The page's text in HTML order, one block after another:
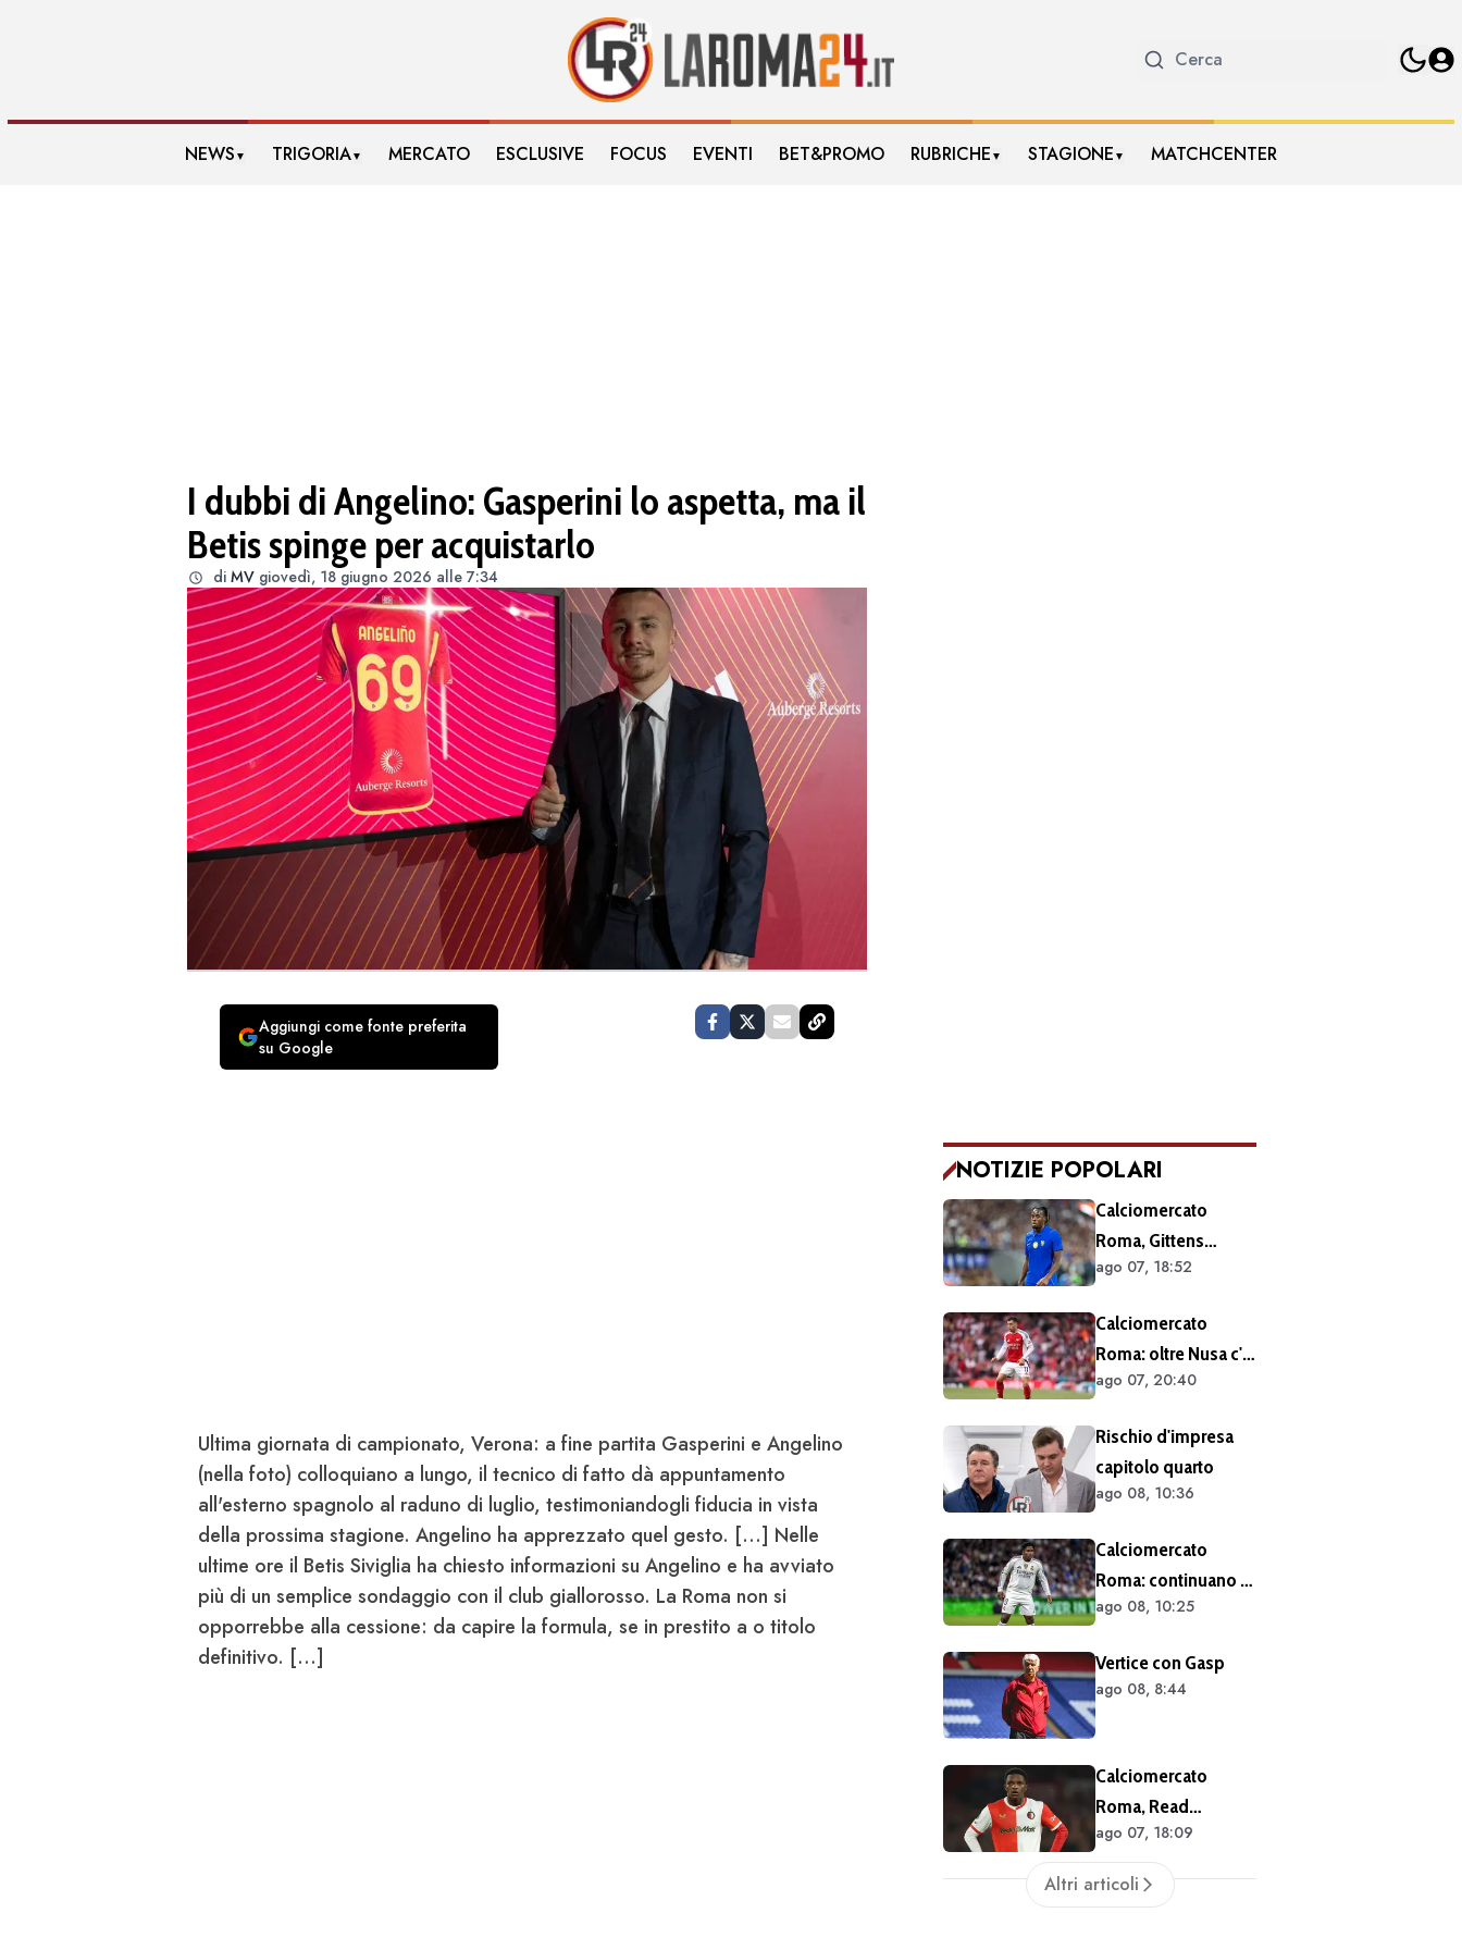
NEWS ▼ TRIGORIA▼ MERCATO ESCLUSIVE FOCUS EVENTI BET&PROMO RUBRICHE ▼ STAGIONE ▼ MATCHCENTER
I dubbi di Angelino: Gasperini lo aspetta, ma il
Betis spinge per acquistarlo
di MV giovedì, 18 giugno 2026 alle 7:34
Aggiungi come fonte preferita
su Google
Ultima giornata di campionato, Verona: a fine partita Gasperini e Angelino
(nella foto) colloquiano a lungo, il tecnico di fatto dà appuntamento
all'esterno spagnolo al raduno di luglio, testimoniandogli fiducia in vista
della prossima stagione. Angelino ha apprezzato quel gesto. [...] Nelle
ultime ore il Betis Siviglia ha chiesto informazioni su Angelino e ha avviato
più di un semplice sondaggio con il club giallorosso. La Roma non si
opporrebbe alla cessione: da capire la formula, se in prestito a o titolo
definitivo. [...]
NOTIZIE POPOLARI
Calciomercato
Roma, Gittens
nuovo nome per
operazione fattibile
solo in prestito
ago 07, 18:52
Calciomercato
Roma: oltre Nusa c'è
anche Martinelli
ago 07, 20:40
Rischio d'impresa
capitolo quarto
ago 08, 10:36
Calciomercato
Roma: continuano i
contatti per Endrick
ago 08, 10:25
Vertice con Gasp
ago 08, 8:44
Calciomercato
Roma, Read
commenta la
trattativa saltata:
"Non dovevo per
ago 07, 18:09
Altri articoli